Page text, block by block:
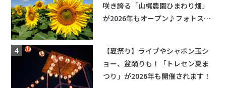
咲き誇る「山梶農園ひまわり畑」
が2026年もオープン♪フォトスポ
【夏祭り】ライブやシャボン玉シ
ョー、盆踊りも！「トレセン夏ま
つり」が2026年も開催されます！